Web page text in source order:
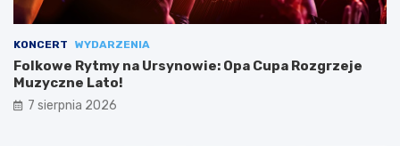
KONCERT WYDARZENIA
Folkowe Rytmy na Ursynowie: Opa Cupa Rozgrzeje
Muzyczne Lato!
7 sierpnia 2026